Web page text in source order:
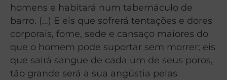
homens e habitará num tabernáculo de
barro. (…) E eis que sofrerá tentações e dores
corporais, fome, sede e cansaço maiores do
que o homem pode suportar sem morrer; eis
que sairá sangue de cada um de seus poros,
tão grande será a sua angústia pelas